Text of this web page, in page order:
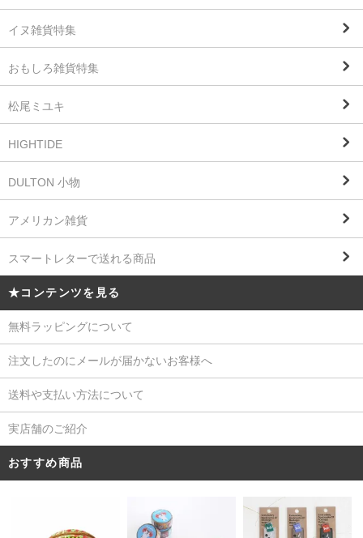
イヌ雑貨特集
おもしろ雑貨特集
松尾ミユキ
HIGHTIDE
DULTON 小物
アメリカン雑貨
スマートレターで送れる商品
★コンテンツを見る
無料ラッピングについて
注文したのにメールが届かないお客様へ
送料や支払い方法について
実店舗のご紹介
おすすめ商品